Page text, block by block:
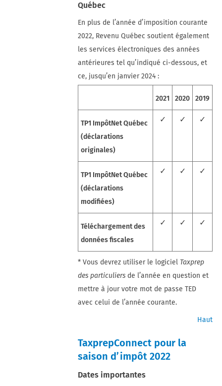
Québec
En plus de l’année d’imposition courante
2022, Revenu Québec soutient également
les services électroniques des années
antérieures tel qu’indiqué ci-dessous, et
ce, jusqu’en janvier 2024 :
2021 2020 2019
TP1 ImpôtNet Québec
(déclarations
originales)
✓ ✓ ✓
TP1 ImpôtNet Québec
(déclarations
modifiées)
✓ ✓ ✓
Téléchargement des
données fiscales
✓ ✓ ✓
* Vous devrez utiliser le logiciel Taxprep
des particuliers de l’année en question et
mettre à jour votre mot de passe TED
avec celui de l’année courante.
Haut
TaxprepConnect pour la
saison d’impôt 2022
Dates importantes